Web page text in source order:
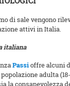
di sale vengono
attivi in Italia.
italiana
Passioffre alcuni
adulta
la consapevolezza